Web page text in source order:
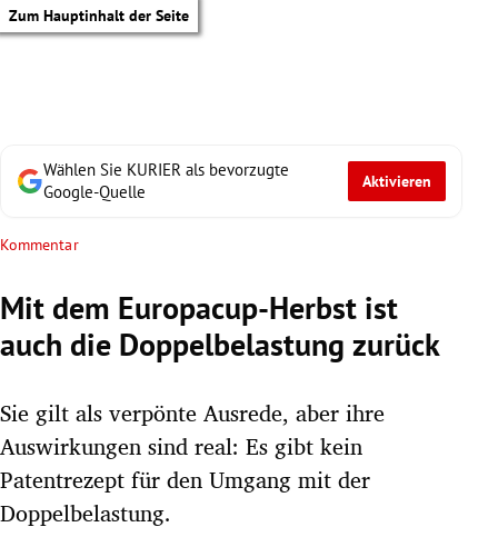
Zum Hauptinhalt der Seite
Untermenü
Untermenü
Wählen Sie KURIER als bevorzugte
Google-Quelle
Aktivieren
Kommentar
Mit dem Europacup-Herbst ist
auch die Doppelbelastung zurück
Sie gilt als verpönte Ausrede, aber ihre
Auswirkungen sind real: Es gibt kein
Patentrezept für den Umgang mit der
Doppelbelastung.